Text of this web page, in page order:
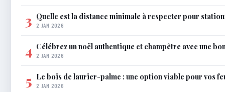
3 Quelle est la distance minimale à respecter pour
2 JAN 2026
4 Célébrez un noël authentique et champêtre avec une
2 JAN 2026
5 Le bois de laurier-palme : une option viable pour vos
2 JAN 2026